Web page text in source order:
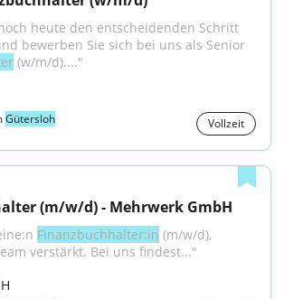
heute den entscheidenden Schritt
(w/m/d)...."
Gütersloh Vollzeit
(m/w/d) - Mehrwerk GmbH
Finanzbuchhalter:in (m/w/d),
verstärkt. Bei uns findest..."